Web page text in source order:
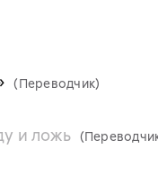
(Переводчик)
и ложь